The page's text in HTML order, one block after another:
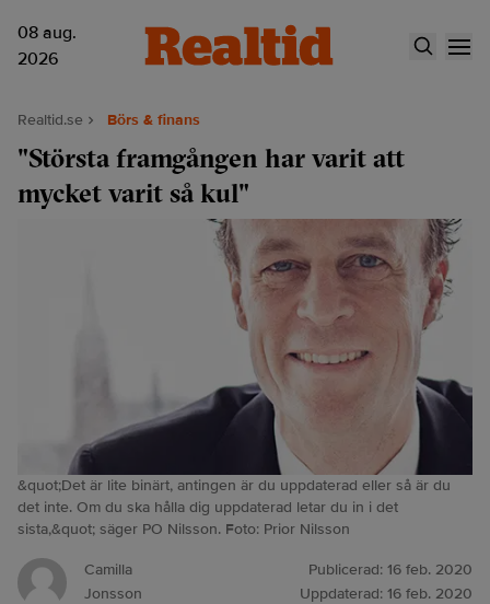
08 aug.
2026
Realtid.se Börs & finans
"Största framgången har varit att
mycket varit så kul"
&quot;Det är lite binärt, antingen är du uppdaterad eller så är du
det inte. Om du ska hålla dig uppdaterad letar du in i det
sista,&quot; säger PO Nilsson. Foto: Prior Nilsson
Camilla
Jonsson
Publicerad: 16 feb. 2020
Uppdaterad: 16 feb. 2020